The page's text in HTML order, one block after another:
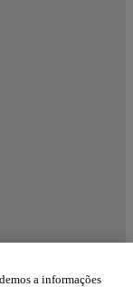
a informações